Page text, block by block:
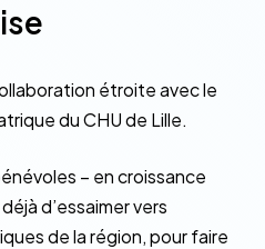
étroite avec le
du CHU de Lille.
– en croissance
d’essaimer vers
de la région, pour faire